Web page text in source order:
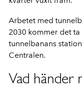
Arbetet med
2030 kommer det
tunnelbanans
Centralen.
Vad händer